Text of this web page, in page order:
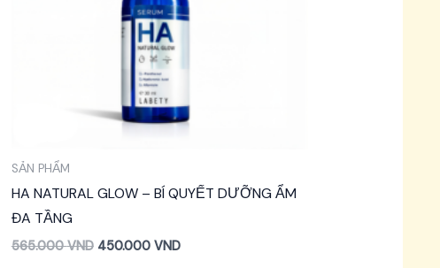
SẢN PHẨM
HA NATURAL GLOW – BÍ QUYẾT DƯỠNG ẨM
ĐA TẦNG
565.000VND 450.000 VND